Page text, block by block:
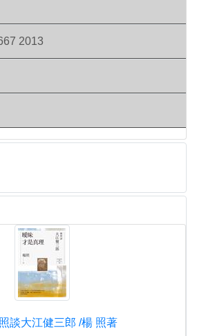
2013
談大江健三郎 /楊 照著